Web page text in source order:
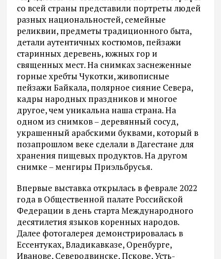
со всей страны представили портреты людей
разных национальностей, семейные
реликвии, предметы традиционного быта,
детали аутентичных костюмов, пейзажи
старинных деревень, южных гор и
священных мест. На снимках заснеженные
горные хребты Чукотки, живописные
пейзажи Байкала, полярное сияние Севера,
кадры народных праздников и многое
другое, чем уникальна наша страна. На
одном из снимков – деревянный сосуд,
украшенный арабскими буквами, который в
позапрошлом веке сделали в Дагестане для
хранения пищевых продуктов. На другом
снимке – менгиры Приэльбрусья.
Впервые выставка открылась в феврале 2022
года в Общественной палате Российской
Федерации в день старта Международного
десятилетия языков коренных народов.
Далее фотогалерея демонстрировалась в
Ессентуках, Владикавказе, Оренбурге,
Иванове, Северодвинске, Пскове, Усть-